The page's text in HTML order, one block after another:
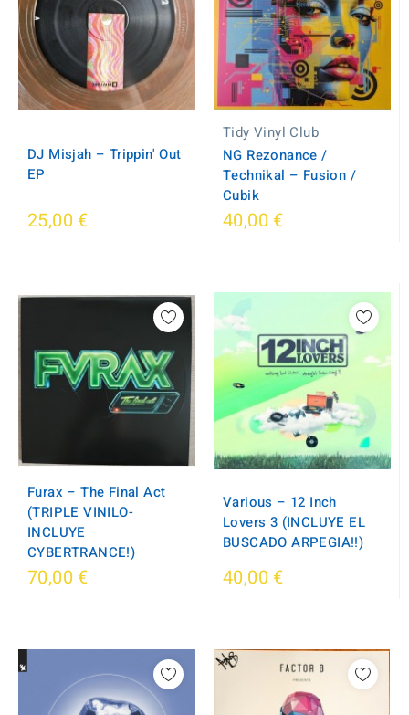
DJ Misjah – Trippin' Out
EP
25,00 €
Tidy Vinyl Club
NG Rezonance /
Technikal – Fusion /
Cubik
40,00 €
Furax – The Final Act
(TRIPLE VINILO-
INCLUYE
CYBERTRANCE!)
70,00 €
Various – 12 Inch
Lovers 3 (INCLUYE EL
BUSCADO ARPEGIA!!)
40,00 €